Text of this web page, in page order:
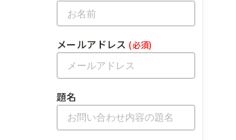
メールアドレス (必須)
題名